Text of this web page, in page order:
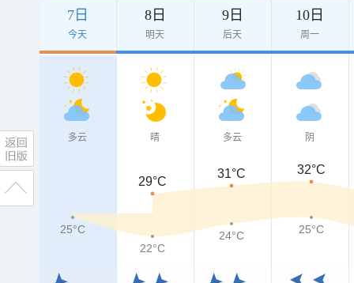
7日
今天
8日
明天
9日
后天
10日
周一
多云 晴 多云 阴
29°C
31°C 32°C
25°C
22°C
24°C 25°C